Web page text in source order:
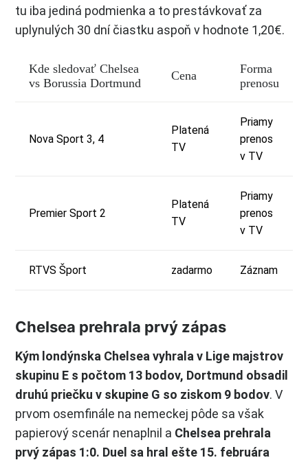
tu iba jediná podmienka a to prestávkovať za
uplynulých 30 dní čiastku aspoň v hodnote 1,20€.
Kde sledovať Chelsea
vs Borussia Dortmund
Cena
Forma
prenosu
Nova Sport 3, 4
Platená
TV
Priamy
prenos
v TV
Premier Sport 2
Platená
TV
Priamy
prenos
v TV
RTVS Šport zadarmo Záznam
Chelsea prehrala prvý zápas
Kým londýnska Chelsea vyhrala v Lige majstrov
skupinu E s počtom 13 bodov, Dortmund obsadil
druhú priečku v skupine G so ziskom 9 bodov. V
prvom osemfinále na nemeckej pôde sa však
papierový scenár nenaplnil a Chelsea prehrala
prvý zápas 1:0. Duel sa hral ešte 15. februára